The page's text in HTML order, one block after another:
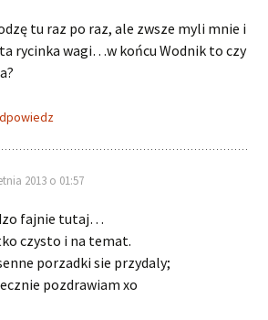
tu raz po raz, ale zwsze myli mnie i
rycinka wagi…w końcu Wodnik to czy
2013 o 01:57
fajnie tutaj…
czysto i na temat.
porzadki sie przydaly;
pozdrawiam xo